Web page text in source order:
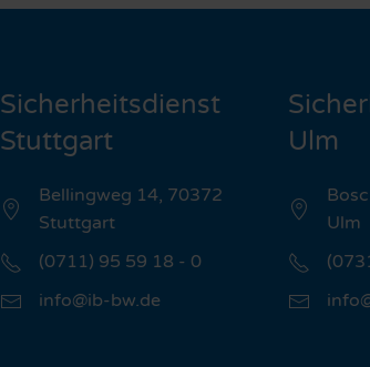
Sicherheitsdienst
Stuttgart
Bellingweg 14, 70372
Stuttgart
(0711) 95 59 18 - 0
info@ib-bw.de
Ulm
Ulm